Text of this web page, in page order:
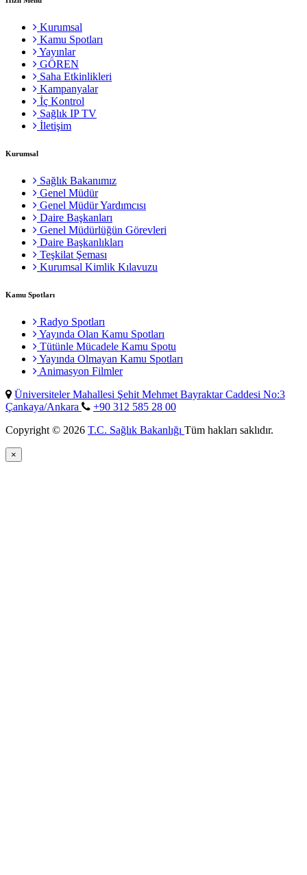
Kurumsal
Kamu Spotları
Yayınlar
GÖREN
Saha Etkinlikleri
Kampanyalar
İç Kontrol
Sağlık IP TV
İletişim
Kurumsal
Sağlık Bakanımız
Genel Müdür
Genel Müdür Yardımcısı
Daire Başkanları
Genel Müdürlüğün Görevleri
Daire Başkanlıkları
Teşkilat Şeması
Kurumsal Kimlik Kılavuzu
Kamu Spotları
Radyo Spotları
Yayında Olan Kamu Spotları
Tütünle Mücadele Kamu Spotu
Yayında Olmayan Kamu Spotları
Animasyon Filmler
Üniversiteler Mahallesi Şehit Mehmet Bayraktar Caddesi No:3
Çankaya/Ankara
+90 312 585 28 00
Copyright © 2026 T.C. Sağlık Bakanlığı Tüm hakları saklıdır.
×